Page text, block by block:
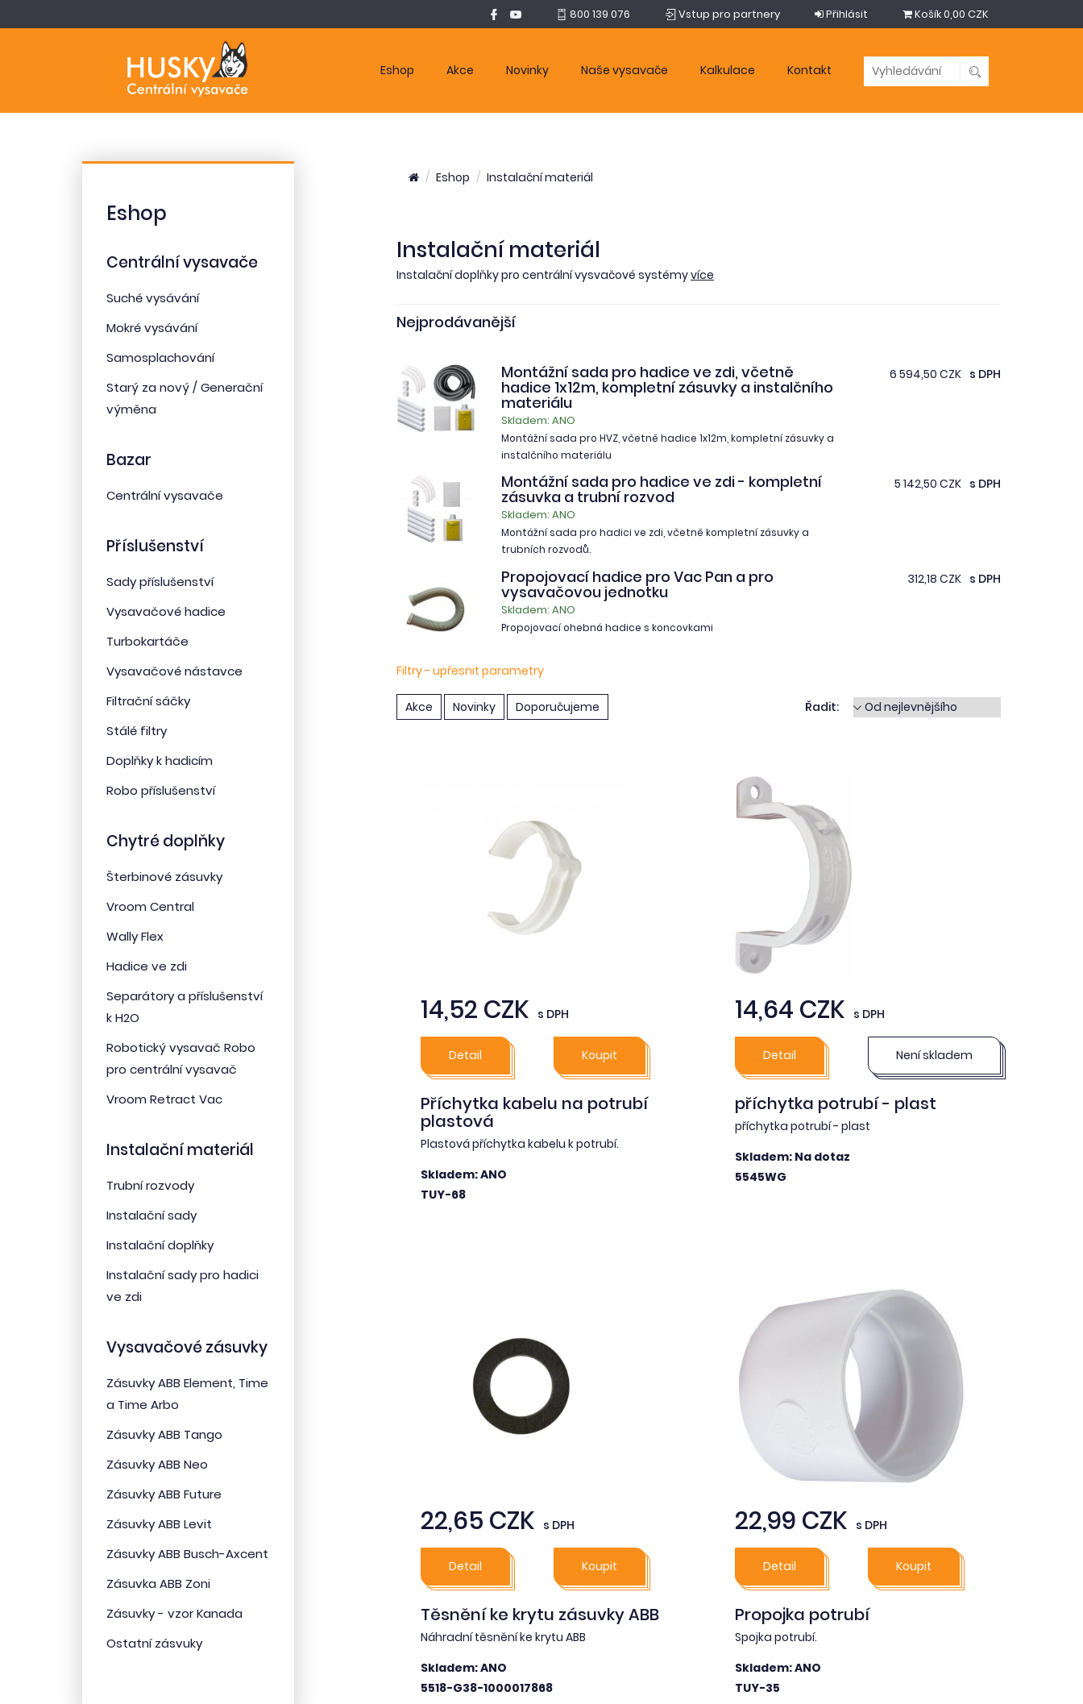
800 139 076 Vstup pro partnery Přihlásit Košík0,00 CZK
Eshop Akce Novinky Naše vysavače Kalkulace Kontakt
Eshop
Centrální vysavače
Suché vysávání
Mokré vysávání
Samosplachování
Starý za nový / Generační
výměna
Bazar
Centrální vysavače
Příslušenství
Sady příslušenství
Vysavačové hadice
Turbokartáče
Vysavačové nástavce
Filtrační sáčky
Stálé filtry
Doplňky k hadicím
Robo příslušenství
Chytré doplňky
Šterbinové zásuvky
Vroom Central
Wally Flex
Hadice ve zdi
Separátory a příslušenství
k H2O
Robotický vysavač Robo
pro centrální vysavač
Vroom Retract Vac
Instalační materiál
Trubní rozvody
Instalační sady
Instalační doplňky
Instalační sady pro hadici
ve zdi
Vysavačové zásuvky
Zásuvky ABB Element, Time
a Time Arbo
Zásuvky ABB Tango
Zásuvky ABB Neo
Zásuvky ABB Future
Zásuvky ABB Levit
Zásuvky ABB Busch-Axcent
Zásuvka ABB Zoni
Zásuvky - vzor Kanada
Ostatní zásvuky
Eshop Instalační materiál
Instalační materiál
Instalační doplňky pro centrální vysvačové systémyvíce
Nejprodávanější
Montážní sada pro hadice ve zdi, včetně
hadice 1x12m, kompletní zásuvky a instalčního
materiálu
Skladem: ANO
Montážní sada pro HVZ, včetně hadice 1x12m, kompletní zásuvky a
instalčního materiálu
6 594,50 CZK s DPH
Montážní sada pro hadice ve zdi - kompletní
zásuvka a trubní rozvod
Skladem: ANO
Montážní sada pro hadici ve zdi, včetně kompletní zásuvky a
trubních rozvodů.
5 142,50 CZK s DPH
Propojovací hadice pro Vac Pan a pro
vysavačovou jednotku
Skladem: ANO
Propojovací ohebná hadice s koncovkami
312,18 CZK s DPH
Filtry - upřesnit parametry
Akce Novinky Doporučujeme Řadit:
14,52 CZK s DPH
Detail Koupit
Příchytka kabelu na potrubí
plastová
Plastová příchytka kabelu k potrubí.
Skladem: ANO
TUY-68
14,64 CZK s DPH
Detail Není skladem
příchytka potrubí - plast
příchytka potrubí - plast
Skladem: Na dotaz
5545WG
22,65 CZK s DPH
Detail Koupit
Těsnění ke krytu zásuvky ABB
Náhradní těsnění ke krytu ABB
Skladem: ANO
5518-G38-1000017868
22,99 CZK s DPH
Detail Koupit
Propojka potrubí
Spojka potrubí.
Skladem: ANO
TUY-35